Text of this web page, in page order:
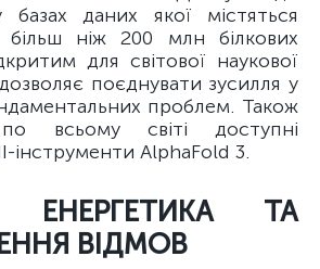
даних якої містяться
більш ніж 200 млн білкових
для світової наукової
поєднувати зусилля у
проблем. Також
всьому світі доступні
інструменти AlphaFold 3.
ЕНЕРГЕТИКА ТА
ВІДМОВ